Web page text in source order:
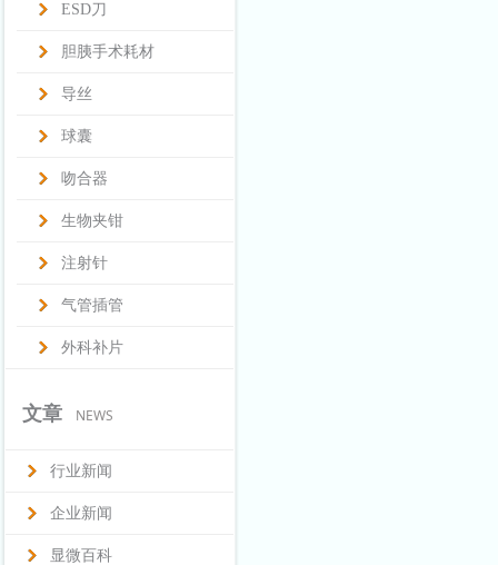
ESD刀
胆胰手术耗材
导丝
球囊
吻合器
生物夹钳
注射针
气管插管
外科补片
文章 NEWS
行业新闻
企业新闻
显微百科